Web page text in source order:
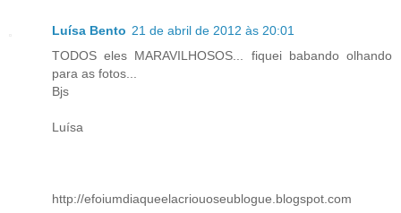
Luísa Bento 21 de abril de 2012 às 20:01
TODOS eles MARAVILHOSOS... fiquei babando olhando
para as fotos...
Bjs
Luísa
http://efoiumdiaqueelacriouoseublogue.blogspot.com